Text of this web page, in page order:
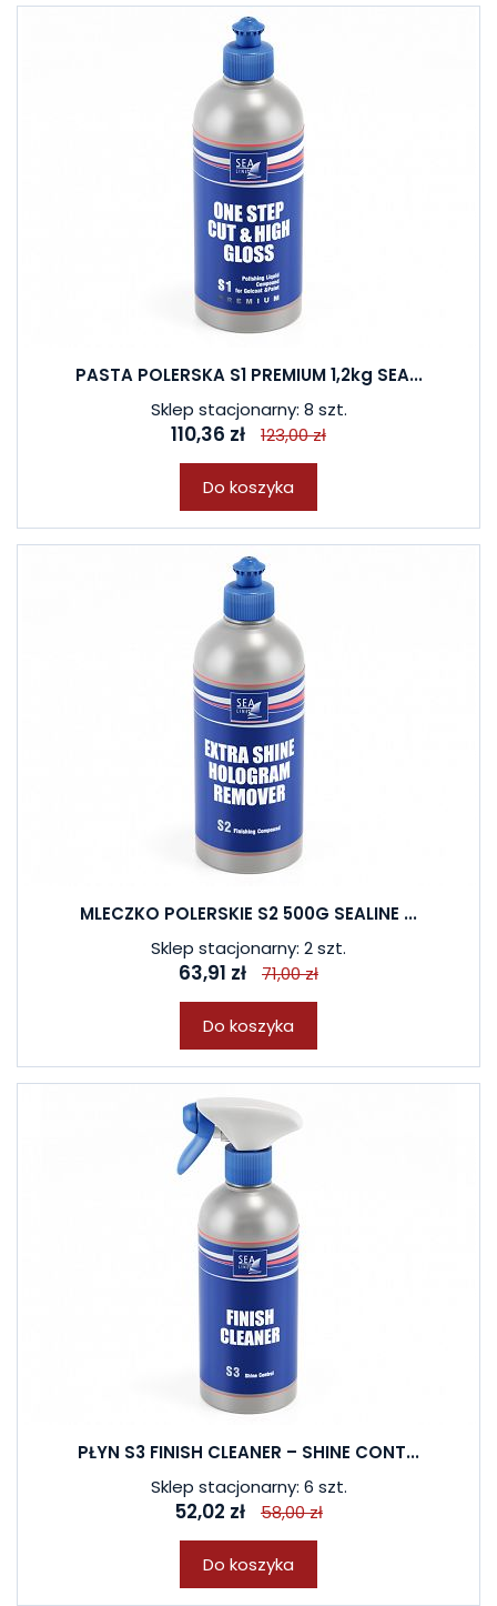
PASTA POLERSKA S1 PREMIUM 1,2kg SEA...
Sklep stacjonarny: 8 szt.
110,36 zł 123,00 zł
Do koszyka
MLECZKO POLERSKIE S2 500G SEALINE ...
Sklep stacjonarny: 2 szt.
63,91 zł 71,00 zł
Do koszyka
PŁYN S3 FINISH CLEANER – SHINE CONT...
Sklep stacjonarny: 6 szt.
52,02 zł 58,00 zł
Do koszyka